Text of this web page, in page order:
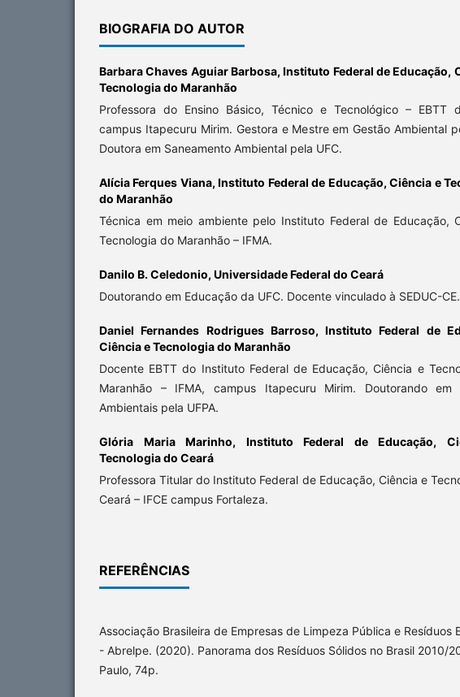
BIOGRAFIA DO AUTOR
Barbara Chaves Aguiar Barbosa,Instituto Federal de Educação,
Tecnologia do Maranhão
Professora do Ensino Básico, Técnico e Tecnológico – EBTT
campus Itapecuru Mirim. Gestora e Mestre em Gestão Ambiental
Doutora em Saneamento Ambiental pela UFC.
Alícia Ferques Viana,Instituto Federal de Educação, Ciência e
do Maranhão
Técnica em meio ambiente pelo Instituto Federal de Educação,
Tecnologia do Maranhão – IFMA.
Danilo B. Celedonio, Universidade Federal do Ceará
Doutorando em Educação da UFC. Docente vinculado à SEDUC-CE.
Daniel Fernandes Rodrigues Barroso,Instituto Federal de
Ciência e Tecnologia do Maranhão
Docente EBTT do Instituto Federal de Educação, Ciência e
Maranhão – IFMA, campus Itapecuru Mirim. Doutorando em
Ambientais pela UFPA.
Glória Maria Marinho, Instituto Federal de Educação,
Tecnologia do Ceará
Professora Titular do Instituto Federal de Educação, Ciência e
Ceará – IFCE campus Fortaleza.
REFERÊNCIAS
Associação Brasileira de Empresas de Limpeza Pública e Resíduos
- Abrelpe. (2020). Panorama dos Resíduos Sólidos no Brasil 2010/
Paulo, 74p.